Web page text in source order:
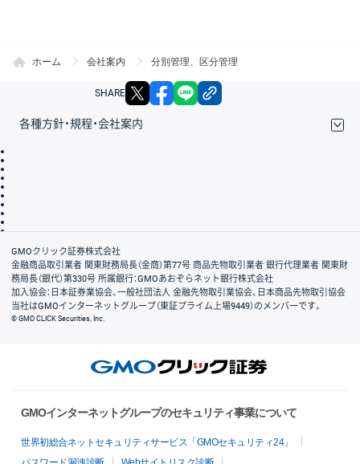
ホーム 会社案内 分別管理、区分管理
SHARE X facebook
各種方針・規程・会社案内
会社案内
GMOクリック証券株式会社
金融商品取引業者 関東財務局長（金商）第77号 商品先物取引業者 銀行代理業者 関東財
務局長（銀代）第330号 所属銀行：GMOあおぞらネット銀行株式会社
加入協会：日本証券業協会、一般社団法人 金融先物取引業協会、日本商品先物取引協会
当社はGMOインターネットグループ（東証プライム上場9449）のメンバーです。
© GMO CLICK Securities, Inc.
GMOインターネットグループのセキュリティ事業について
世界初総合ネットセキュリティサービス「GMOセキュリティ24」